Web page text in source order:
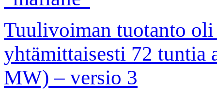
Tuulivoiman tuotanto
yhtämittaisesti 72 tuntia
MW) – versio 3